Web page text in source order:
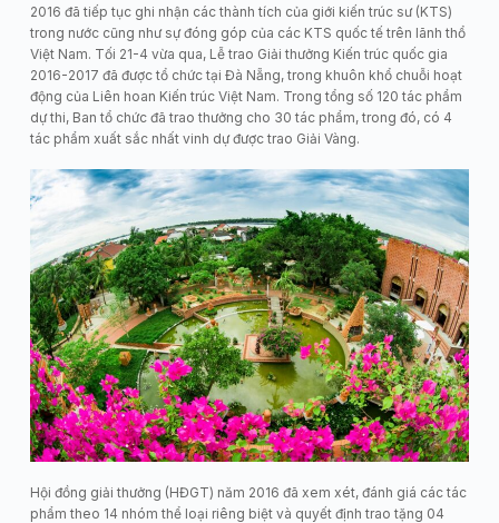
2016 đã tiếp tục ghi nhận các thành tích của giới kiến trúc sư (KTS)
trong nước cũng như sự đóng góp của các KTS quốc tế trên lãnh thổ
Việt Nam. Tối 21-4 vừa qua, Lễ trao Giải thưởng Kiến trúc quốc gia
2016-2017 đã được tổ chức tại Đà Nẵng, trong khuôn khổ chuỗi hoạt
động của Liên hoan Kiến trúc Việt Nam. Trong tổng số 120 tác phẩm
dự thi, Ban tổ chức đã trao thưởng cho 30 tác phẩm, trong đó, có 4
tác phẩm xuất sắc nhất vinh dự được trao Giải Vàng.
Hội đồng giải thưởng (HĐGT) năm 2016 đã xem xét, đánh giá các tác
phẩm theo 14 nhóm thể loại riêng biệt và quyết định trao tặng 04